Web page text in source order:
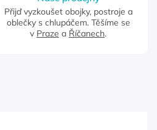
Přijď vyzkoušet obojky, postroje a
oblečky s chlupáčem. Těšíme se
v Praze a Říčanech.